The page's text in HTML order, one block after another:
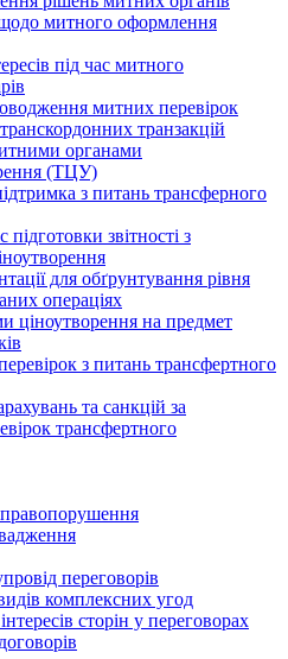
митного оформлення
під час митного
митних перевірок
транзакцій
органами
(ТЦУ)
з питань трансферного
звітності з
для обґрунтування рівня
операціях
ціноутворення на предмет
з питань трансфертного
та санкцій за
трансфертного
правопорушення
переговорів
комплексних угод
сторін у переговорах